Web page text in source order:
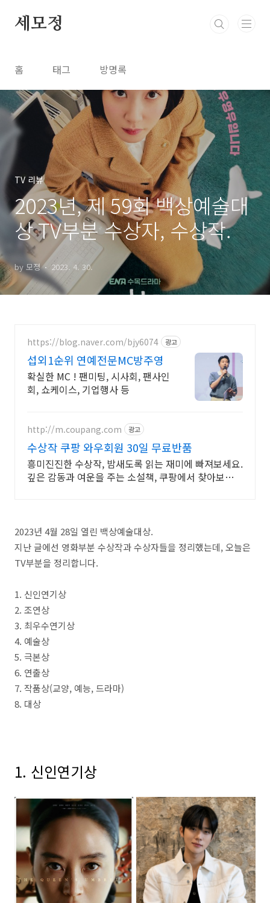
세모정
홈 태그 방명록
TV 리뷰
2023년, 제 59회 백상예술대
상 TV부분 수상자, 수상작.
by 모졍 2023. 4. 30.
https://blog.naver.com/bjy6074 광고
섭외1순위 연예전문MC방주영
확실한 MC ! 팬미팅, 시사회, 팬사인
회, 쇼케이스, 기업행사 등
http://m.coupang.com 광고
수상작 쿠팡 와우회원 30일 무료반품
흥미진진한 수상작, 밤새도록 읽는 재미에 빠져보세요.
깊은 감동과 여운을 주는 소설책, 쿠팡에서 찾아보세
2023년 4월 28일 열린 백상예술대상.
지난 글에선 영화부분 수상작과 수상자들을 정리했는데, 오늘은
TV부분을 정리합니다.
1. 신인연기상
2. 조연상
3. 최우수연기상
4. 예술상
5. 극본상
6. 연출상
7. 작품상(교양, 예능, 드라마)
8. 대상
1. 신인연기상